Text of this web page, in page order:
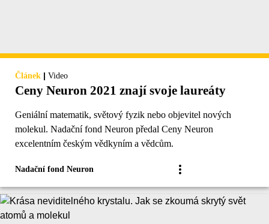
Článek | Video
Ceny Neuron 2021 znají svoje laureáty
Geniální matematik, světový fyzik nebo objevitel nových
molekul. Nadační fond Neuron předal Ceny Neuron
excelentním českým vědkyním a vědcům.
Nadační fond Neuron